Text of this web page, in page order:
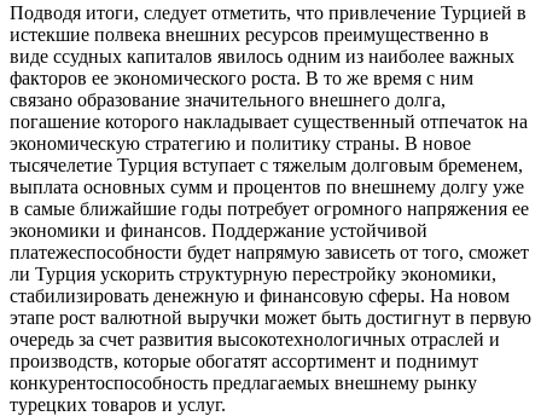
Подводя итоги, следует отметить, что привлечение Турцией в
истекшие полвека внешних ресурсов преимущественно в
виде ссудных капиталов явилось одним из наиболее важных
факторов ее экономического роста. В то же время с ним
связано образование значительного внешнего долга,
погашение которого накладывает существенный отпечаток на
экономическую стратегию и политику страны. В новое
тысячелетие Турция вступает с тяжелым долговым бременем,
выплата основных сумм и процентов по внешнему долгу уже
в самые ближайшие годы потребует огромного напряжения ее
экономики и финансов. Поддержание устойчивой
платежеспособности будет напрямую зависеть от того, сможет
ли Турция ускорить структурную перестройку экономики,
стабилизировать денежную и финансовую сферы. На новом
этапе рост валютной выручки может быть достигнут в первую
очередь за счет развития высокотехнологичных отраслей и
производств, которые обогатят ассортимент и поднимут
конкурентоспособность предлагаемых внешнему рынку
турецких товаров и услуг.